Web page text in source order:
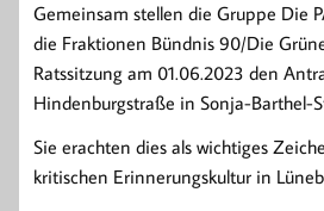
Gemeinsam stellen die Gruppe Die
die Fraktionen Bündnis 90/Die
Ratssitzung am 01.06.2023 den
Hindenburgstraße in Sonja-Barthel-
Sie erachten dies als wichtiges
kritischen Erinnerungskultur in